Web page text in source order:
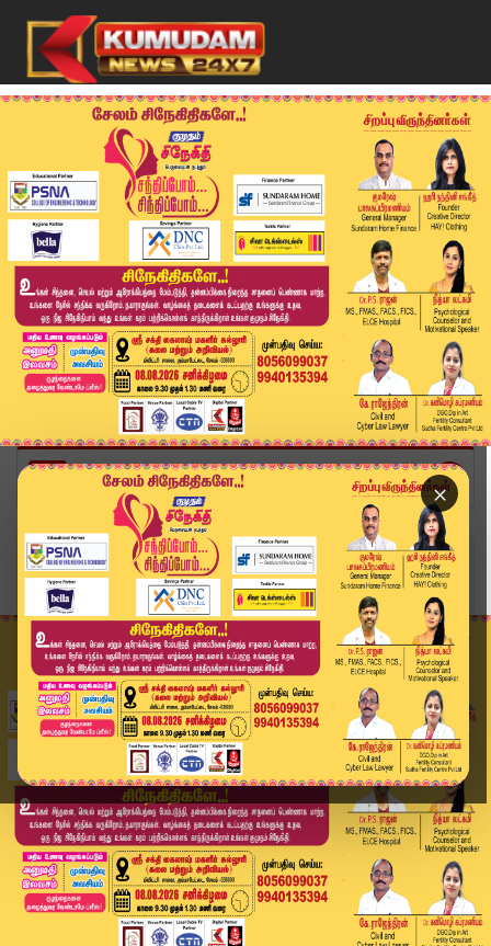
×
Home
வீடியோ ஸ்டோரி
அமித்ஷாவை சந்திக்கும் அன்புமணி? முடிவுக்கு வரும...